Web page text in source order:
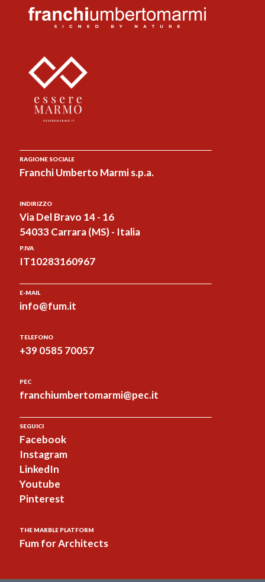
RAGIONE SOCIALE
Franchi Umberto Marmi s.p.a.
INDIRIZZO
Via Del Bravo 14 - 16
54033 Carrara (MS) - Italia
P.IVA
IT10283160967
E-MAIL
info@fum.it
TELEFONO
+39 0585 70057
PEC
franchiumbertomarmi@pec.it
SEGUICI
Facebook
Instagram
LinkedIn
Youtube
Pinterest
THE MARBLE PLATFORM
Fum for Architects